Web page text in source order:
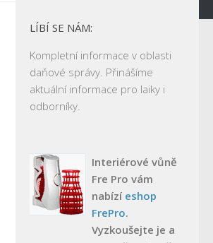
LÍBÍ SE NÁM:
Kompletní informace v oblasti
daňové správy. Přinášíme
aktuální informace pro laiky i
odborníky.
Interiérové vůně
Fre Pro vám
nabízí eshop
FrePro.
Vyzkoušejte je a